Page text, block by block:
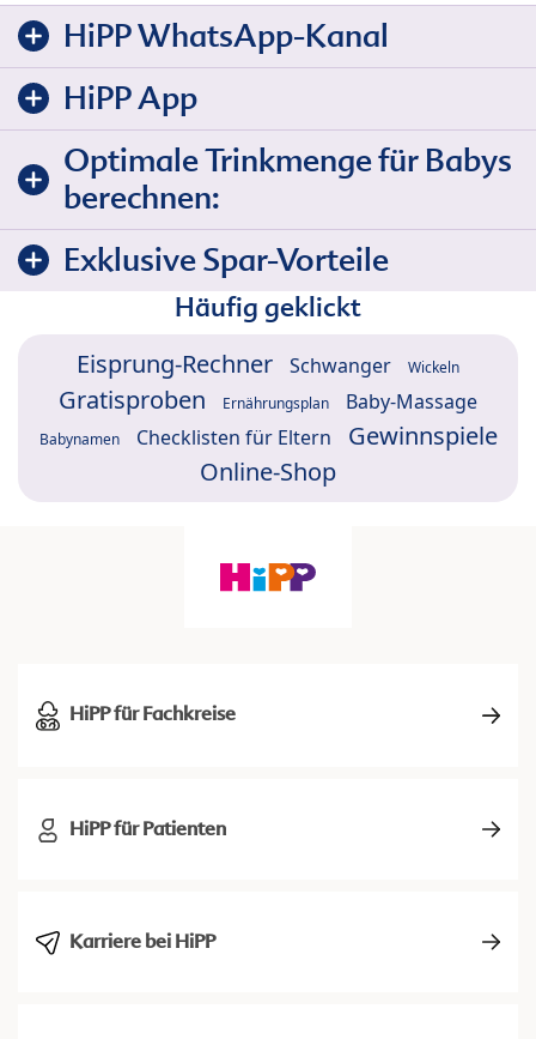
HiPP WhatsApp-Kanal
HiPP App
Optimale Trinkmenge für Babys
berechnen:
Exklusive Spar-Vorteile
Häufig geklickt
Eisprung-Rechner Schwanger Wickeln
Gratisproben Ernährungsplan Baby-Massage
Babynamen Checklisten für Eltern
Gewinnspiele
Online-Shop
HiPP für Fachkreise
HiPP für Patienten
Karriere bei HiPP